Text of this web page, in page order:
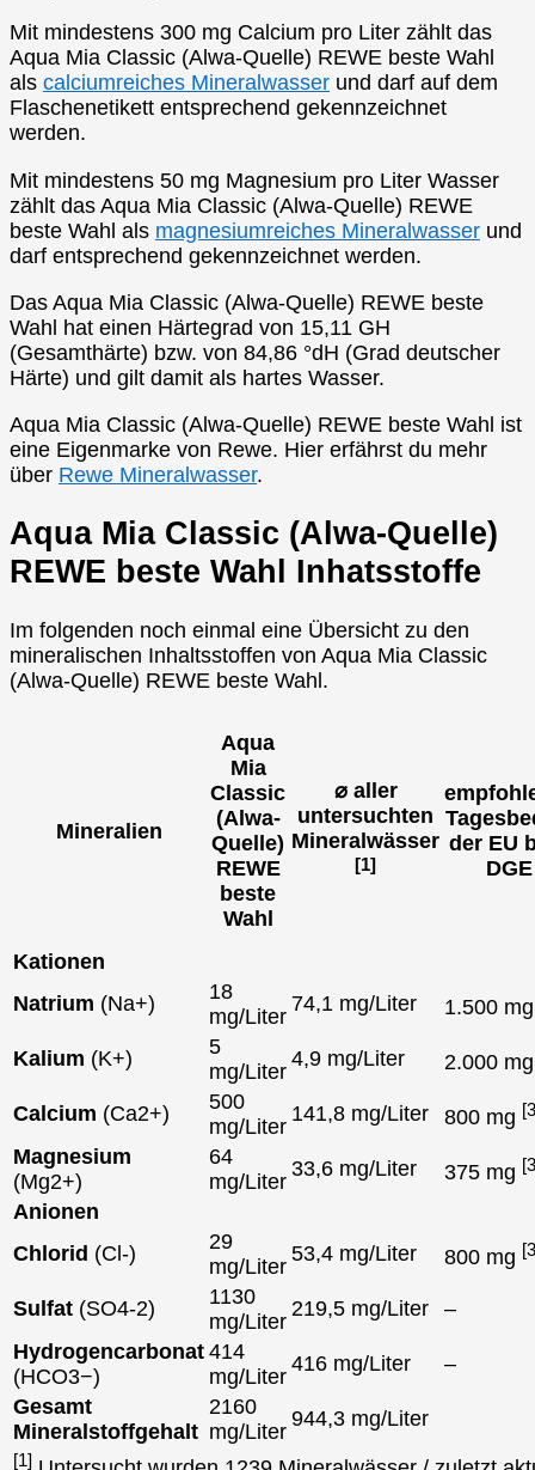
Mit mindestens 300 mg Calcium pro Liter zählt das
Aqua Mia Classic (Alwa-Quelle) REWE beste Wahl
als calciumreiches Mineralwasser und darf auf dem
Flaschenetikett entsprechend gekennzeichnet
werden.
Mit mindestens 50 mg Magnesium pro Liter Wasser
zählt das Aqua Mia Classic (Alwa-Quelle) REWE
beste Wahl als magnesiumreiches Mineralwasser und
darf entsprechend gekennzeichnet werden.
Das Aqua Mia Classic (Alwa-Quelle) REWE beste
Wahl hat einen Härtegrad von 15,11 GH
(Gesamthärte) bzw. von 84,86 °dH (Grad deutscher
Härte) und gilt damit als hartes Wasser.
Aqua Mia Classic (Alwa-Quelle) REWE beste Wahl ist
eine Eigenmarke von Rewe. Hier erfährst du mehr
über Rewe Mineralwasser.
Aqua Mia Classic (Alwa-Quelle)
REWE beste Wahl Inhatsstoffe
Im folgenden noch einmal eine Übersicht zu den
mineralischen Inhaltsstoffen von Aqua Mia Classic
(Alwa-Quelle) REWE beste Wahl.
Mineralien
Aqua
Mia
Classic
(Alwa-
Quelle)
REWE
beste
Wahl
⌀ aller
untersuchten
Mineralwässer
[1]
der EU
DGE
Kationen
Natrium (Na+)
18
mg/Liter
74,1 mg/Liter 1.500
Kalium (K+)
5
mg/Liter
4,9 mg/Liter 2.000
Calcium (Ca2+)
500
mg/Liter
141,8 mg/Liter 800 mg
Magnesium
(Mg2+)
64
mg/Liter
33,6 mg/Liter 375 mg
Anionen
Chlorid (Cl-)
29
mg/Liter
53,4 mg/Liter 800 mg
Sulfat (SO4-2)
1130
mg/Liter
219,5 mg/Liter
–
Hydrogencarbonat
(HCO3−)
414
mg/Liter
416 mg/Liter
–
Gesamt
Mineralstoffgehalt
2160
mg/Liter
944,3 mg/Liter
[1]